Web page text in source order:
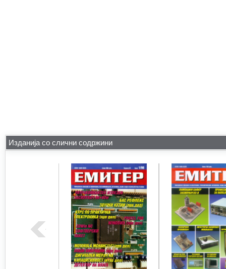
Изданија со слични содржини